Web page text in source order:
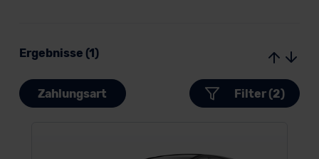
Ergebnisse (1)
Zahlungsart Filter (2)